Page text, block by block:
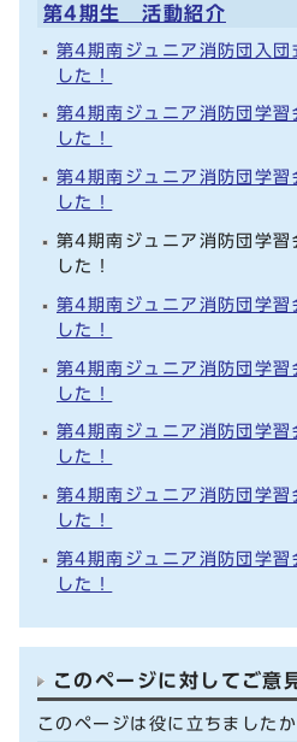
第4期生 活動紹介
第4期南ジュニア消防団入
した！
第4期南ジュニア消防団学
した！
第4期南ジュニア消防団学
した！
第4期南ジュニア消防団学
した！
第4期南ジュニア消防団学
した！
第4期南ジュニア消防団学
した！
第4期南ジュニア消防団学
した！
第4期南ジュニア消防団学
した！
第4期南ジュニア消防団学
した！
このページに対してご意
このページは役に立ちましたか